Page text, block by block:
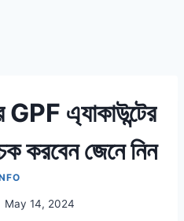
GPF এ্যাকাউন্টের
করবেন জেনে নিন
May 14, 2024